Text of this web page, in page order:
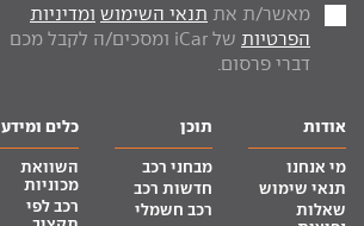
מאשר/ת את תנאי השימוש ומדיניות
הפרטיות
של iCar ומסכים/ה לקבל מכם
דברי פרסום.
אודות
מי אנחנו
תנאי שימוש
שאלות
תוכן
מבחני רכב
חדשות רכב
רכב חשמלי
כלים ומידע
השוואת
מכוניות
רכב לפי